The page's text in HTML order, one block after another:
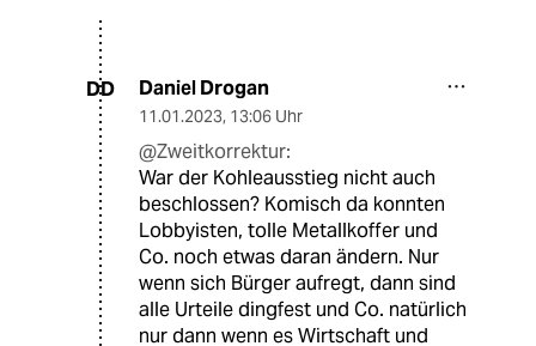
DD Daniel Drogan
11.01.2023, 13:06 Uhr
@Zweitkorrektur:
War der Kohleausstieg nicht auch
beschlossen? Komisch da konnten
Lobbyisten, tolle Metallkoffer und
Co. noch etwas daran ändern. Nur
wenn sich Bürger aufregt, dann sind
alle Urteile dingfest und Co. natürlich
nur dann wenn es Wirtschaft und